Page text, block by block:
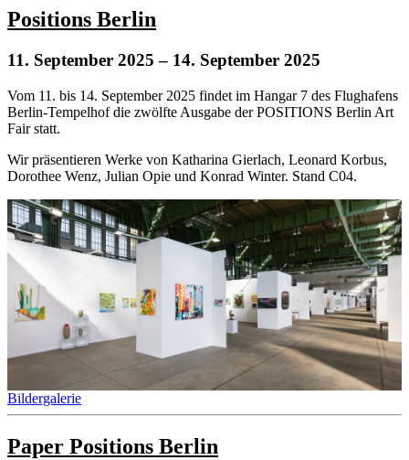
Positions Berlin
11. September 2025 – 14. September 2025
Vom 11. bis 14. September 2025 findet im Hangar 7 des Flughafens
Berlin-Tempelhof die zwölfte Ausgabe der POSITIONS Berlin Art
Fair statt.
Wir präsentieren Werke von Katharina Gierlach, Leonard Korbus,
Dorothee Wenz, Julian Opie und Konrad Winter. Stand C04.
Bildergalerie
Paper Positions Berlin